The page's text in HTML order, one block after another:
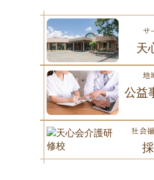
サ
天
地
公益
社会